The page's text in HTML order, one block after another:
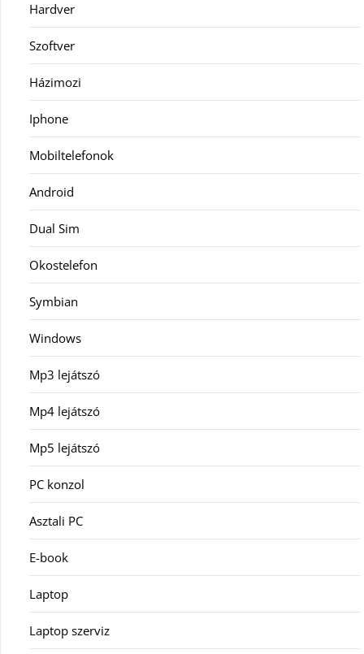
Hardver
Szoftver
Házimozi
Iphone
Mobiltelefonok
Android
Dual Sim
Okostelefon
Symbian
Windows
Mp3 lejátszó
Mp4 lejátszó
Mp5 lejátszó
PC konzol
Asztali PC
E-book
Laptop
Laptop szerviz